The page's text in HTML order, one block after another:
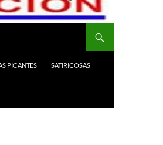
PICANTES SATIRICOSAS